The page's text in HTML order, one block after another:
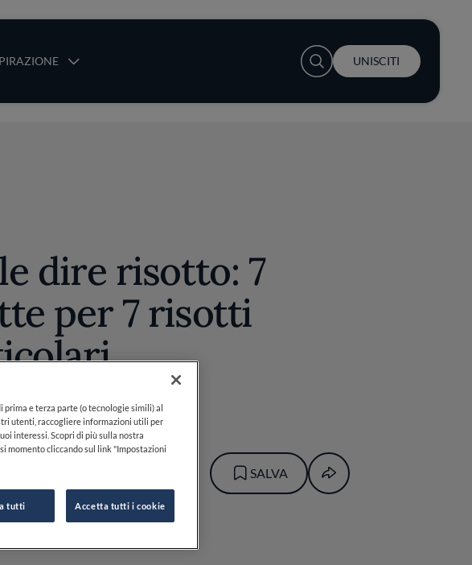
User account menu
UNISCITI
dire risotto: 7
per 7 risotti
LOVERS
SALVA
e terza parte (o tecnologie simili) al
utenti, raccogliere informazioni utili per
interessi. Scopri di più sulla nostra
momento cliccando sul link "Impostazioni
tutti Accetta tutti i cookie